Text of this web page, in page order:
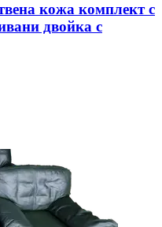
кожа комплект с
двойка с